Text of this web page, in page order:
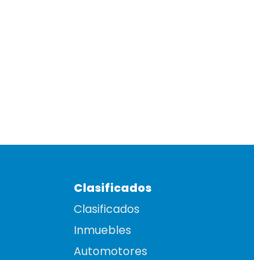
Clasificados
Clasificados
Inmuebles
Automotores